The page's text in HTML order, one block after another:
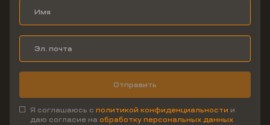
Отправить
Я соглашаюсь с политикой конфиденциальности и
даю согласие на обработку персональных данных